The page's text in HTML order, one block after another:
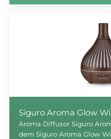
Siguro Aroma Glow
Aroma Diffusor Siguro
dem Siguro Aroma Glow